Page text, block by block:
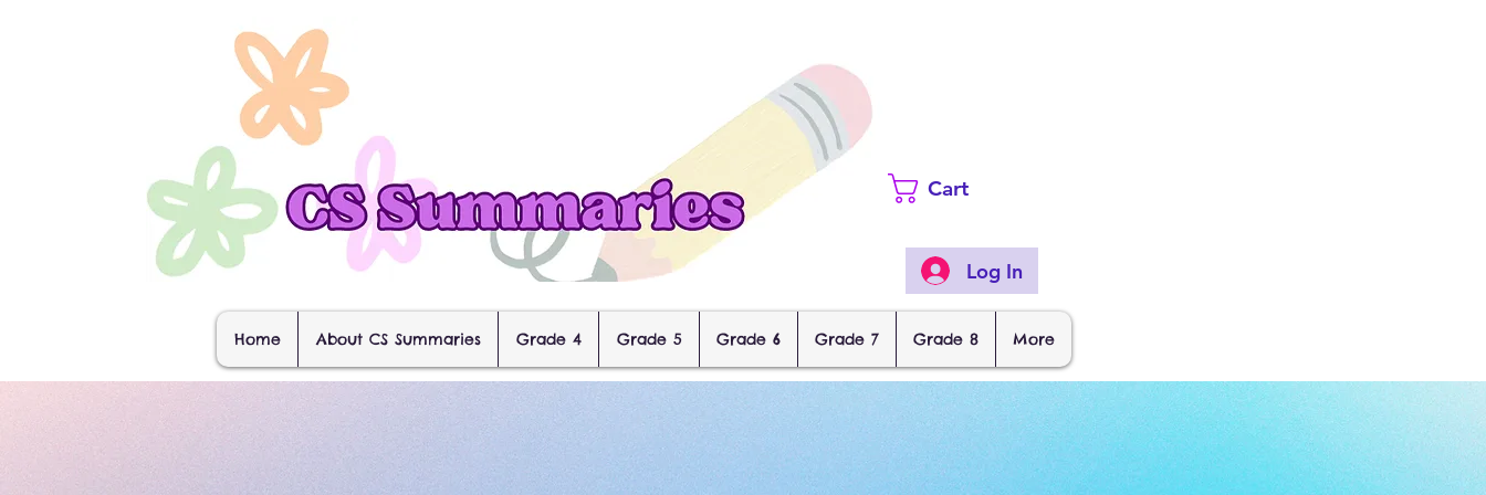
Cart
Log In
Home About CS Summaries Grade 4 Grade 5 Grade 6 Grade 7 Grade 8 More